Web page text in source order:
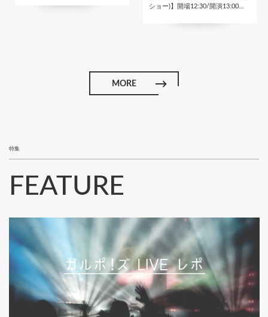
ショー)】開場12:30/開演13:00…
MORE
特集
FEATURE